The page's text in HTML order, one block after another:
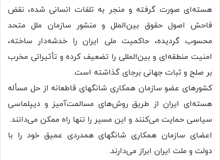
هسته‌ای صورت گرفته و منجر به تلفات انسانی شده، نقض
فاحش اصول حقوق بین‌الملل و منشور سازمان ملل متحد
محسوب گردیده، حاکمیت ملی ایران را خدشه‌دار ساخته،
امنیت منطقه‌ای و بین‌المللی را تضعیف کرده و تأثیراتی مخرب
بر صلح و ثبات جهانی برجای گذاشته است.
کشورهای عضو سازمان همکاری شانگهای قاطعانه از حل مسأله
هسته‌ای ایران از طریق روش‌های مسالمت‌آمیز و دیپلماسی
سیاسی حمایت می‌کنند و این مسیر را تنها راه ممکن می‌دانند.
اعضای سازمان همکاری شانگهای همدردی عمیق خود را با
دولت و ملت ایران ابراز می‌دارند.